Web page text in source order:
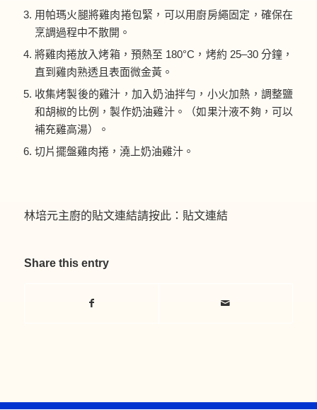
用帕瑪火腿將雞肉捲包緊，可以用廚房繩固定，確保在
烹調過程中不散開。
將雞肉捲放入烤箱，預熱至 180°C，烤約 25–30 分鐘，
直到雞肉熟透且表面微金黃。
收集烤製後的雞汁，加入奶油拌勻，小火加熱，調整鹽
和胡椒的比例，製作奶油雞汁。（如果汁液不夠，可以
補充雞高湯）。
切片擺盤雞肉捲，澆上奶油雞汁。
林培元主廚的貼文連結請按此： 貼文連結
Share this entry